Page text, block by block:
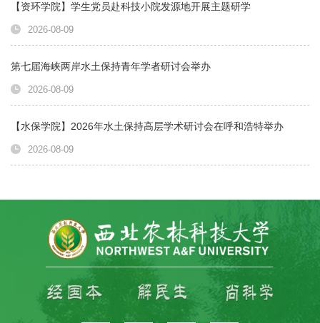
【资环学院】学生党员赴科技小院发源地开展主题研学
2026-08-09
第七届海峡两岸水土保持青年学者研讨会举办
2026-08-09
【水保学院】2026年水土保持高层学术研讨会在呼和浩特举办
2026-08-09